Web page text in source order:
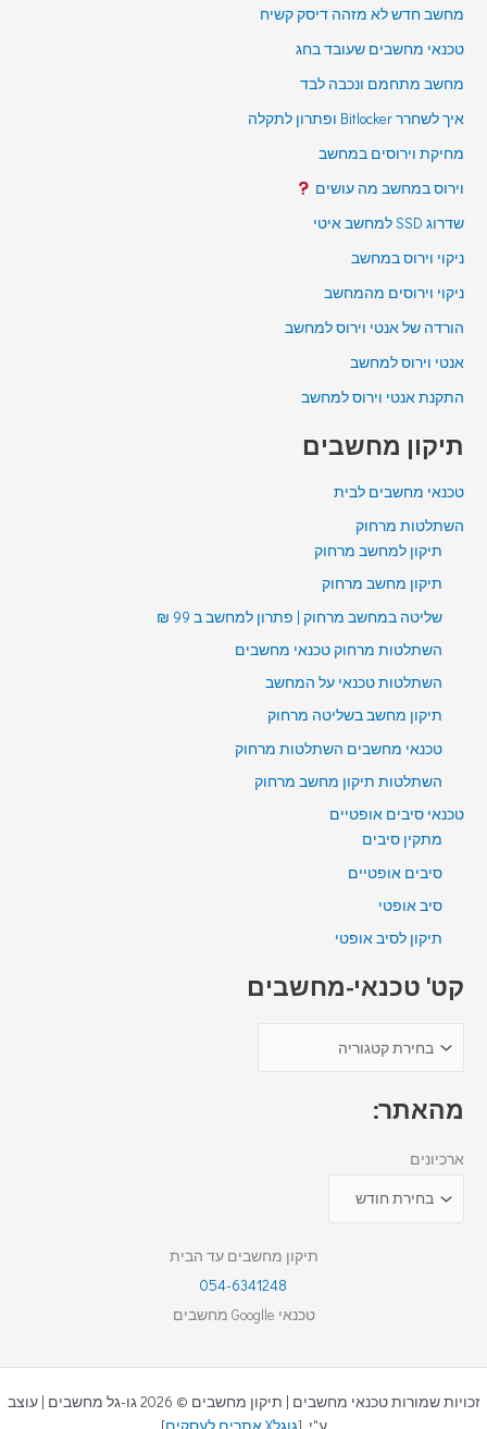
מחשב חדש לא מזהה דיסק קשיח
טכנאי מחשבים שעובד בחג
מחשב מתחמם ונכבה לבד
איך לשחרר Bitlocker ופתרון לתקלה
מחיקת וירוסים במחשב
וירוס במחשב מה עושים
שדרוג SSD למחשב איטי
ניקוי וירוס במחשב
ניקוי וירוסים מהמחשב
הורדה של אנטי וירוס למחשב
אנטי וירוס למחשב
התקנת אנטי וירוס למחשב
תיקון מחשבים
טכנאי מחשבים לבית
השתלטות מרחוק
תיקון למחשב מרחוק
תיקון מחשב מרחוק
שליטה במחשב מרחוק | פתרון למחשב ב 99 ₪
השתלטות מרחוק טכנאי מחשבים
השתלטות טכנאי על המחשב
תיקון מחשב בשליטה מרחוק
טכנאי מחשבים השתלטות מרחוק
השתלטות תיקון מחשב מרחוק
טכנאי סיבים אופטיים
מתקין סיבים
סיבים אופטיים
סיב אופטי
תיקון לסיב אופטי
קט' טכנאי-מחשבים
מהאתר:
ארכיונים
תיקון מחשבים עד הבית
054-6341248
טכנאי Googlle מחשבים
זכויות שמורות טכנאי מחשבים | תיקון מחשבים © 2026 גו-גל מחשבים | עוצב